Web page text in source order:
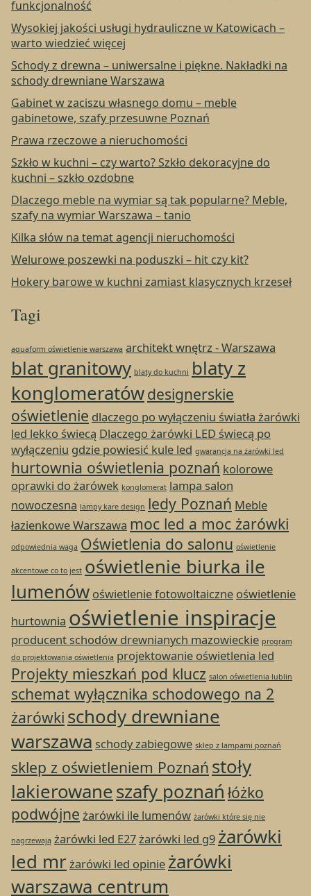
funkcjonalność
Wysokiej jakości usługi hydrauliczne w Katowicach –
warto wiedzieć więcej
Schody z drewna – uniwersalne i piękne. Nakładki na
schody drewniane Warszawa
Gabinet w zaciszu własnego domu – meble
gabinetowe, szafy przesuwne Poznań
Prawa rzeczowe a nieruchomości
Szkło w kuchni – czy warto? Szkło dekoracyjne do
kuchni – szkło ozdobne
Dlaczego meble na wymiar są tak popularne? Meble,
szafy na wymiar Warszawa – tanio
Kilka słów na temat agencji nieruchomości
Welurowe poszewki na poduszki – hit czy kit?
Hokery barowe w kuchni zamiast klasycznych krzeseł
Tagi
aquaform oświetlenie warszawa architekt wnętrz - Warszawa
blat granitowy blaty do kuchni blaty z
konglomeratówdesignerskie
oświetlenie dlaczego po wyłączeniu światła żarówki
led lekko świecą Dlaczego żarówki LED świecą po
wyłączeniu gdzie powiesić kule led gwarancja na żarówki led
hurtownia oświetlenia poznań kolorowe
oprawki do żarówek konglomerat lampa salon
nowoczesna lampy kare design ledy Poznań Meble
łazienkowe Warszawa moc led a moc żarówki
odpowiednia waga Oświetlenia do salonu oświetlenie
akcentowe co to jest oświetlenie biurka ile
lumenów oświetlenie fotowoltaiczne oświetlenie
hurtownia oświetlenie inspiracje
producent schodów drewnianych mazowieckie program
do projektowania oświetlenia projektowanie oświetlenia led
Projekty mieszkań pod klucz salon oświetlenia lublin
schemat wyłącznika schodowego na 2
żarówki schody drewniane
warszawa schody zabiegowe sklep z lampami poznań
sklep z oświetleniem Poznań stoły
lakierowaneszafy poznań łóżko
podwójne żarówki ile lumenów żarówki które się nie
nagrzewają żarówki led E27żarówki led g9 żarówki
led mrżarówki led opinie żarówki
warszawa centrum